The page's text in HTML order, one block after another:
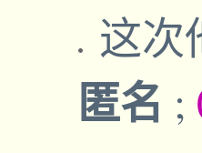
这次
匿名 ;